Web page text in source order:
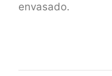
envasado.